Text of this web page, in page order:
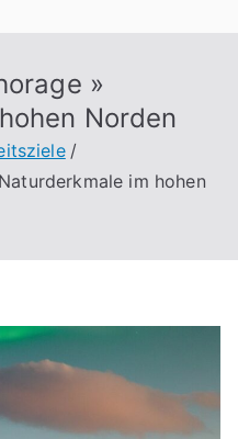
»
Norden
im hohen